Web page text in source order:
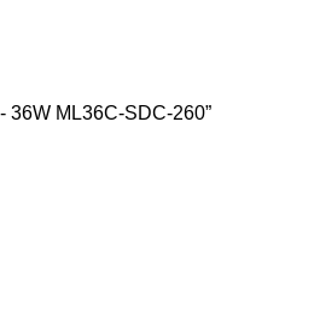
36W ML36C-SDC-260”